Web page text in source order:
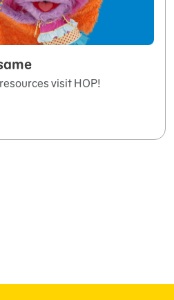
visit HOP!